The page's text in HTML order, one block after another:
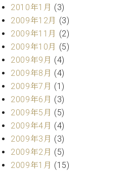
2010年1月 (3)
2009年12月 (3)
2009年11月 (2)
2009年10月 (5)
2009年9月 (4)
2009年8月 (4)
2009年7月 (1)
2009年6月 (3)
2009年5月 (5)
2009年4月 (4)
2009年3月 (3)
2009年2月 (5)
2009年1月 (15)